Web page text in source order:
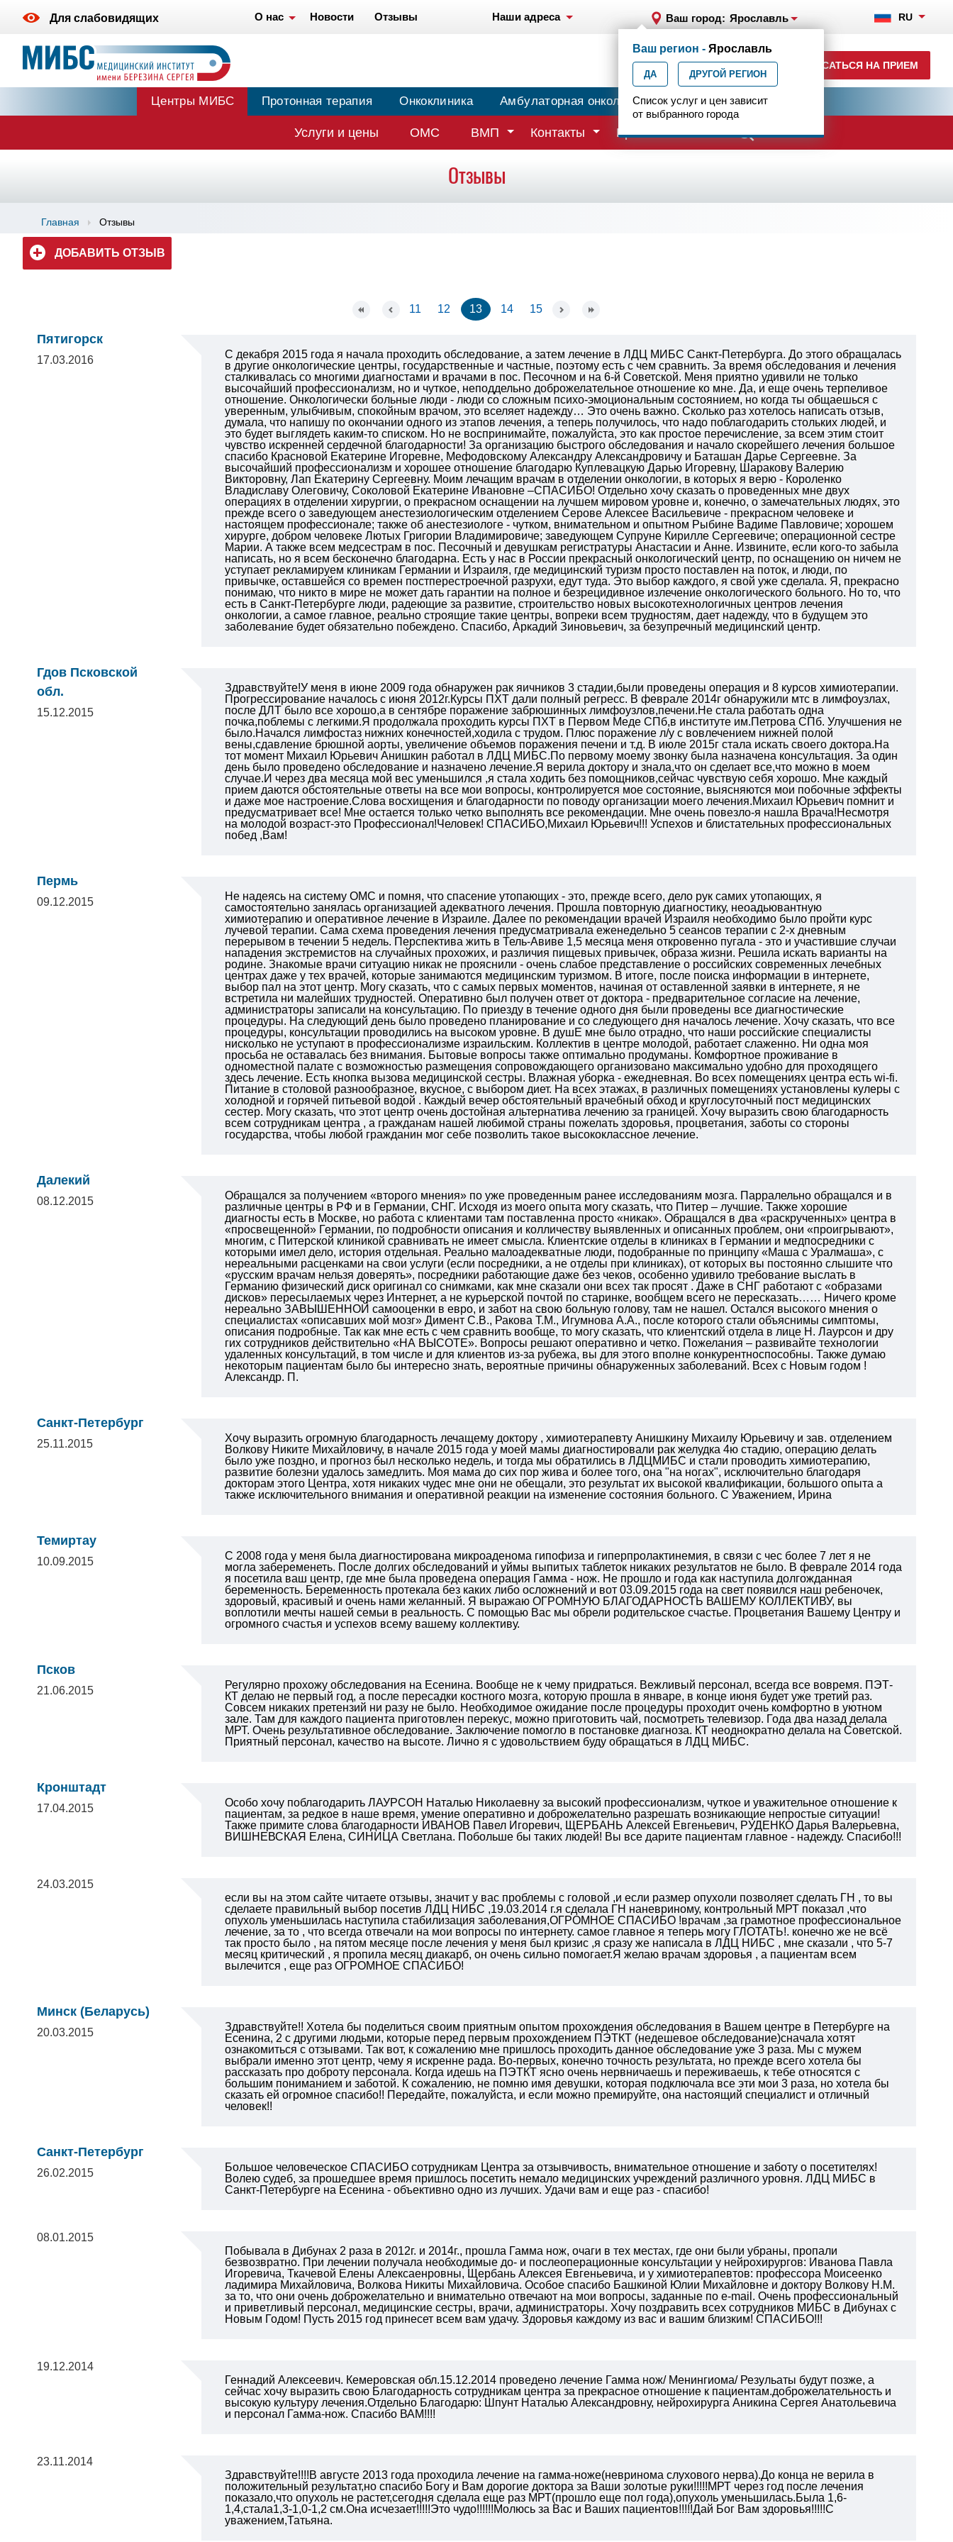
Для слабовидящих О нас Новости Отзывы Наши адреса Ваш город: Ярославль RU
+7 (4852) 208-218
ежедн. 7.00-23.00
ЗАПИСАТЬСЯ НА ПРИЕМ
Ваш регион - Ярославль
ДА ДРУГОЙ РЕГИОН
Список услуг и цен зависит
от выбранного города
Центры МИБС Протонная терапия Онкоклиника Амбулаторная онкология Центр эпилептологии
Услуги и цены ОМС ВМП Контакты Врачи
Отзывы
Главная Отзывы
ДОБАВИТЬ ОТЗЫВ
11 12 13 14 15
Пятигорск
17.03.2016
С декабря 2015 года я начала проходить обследование, а затем лечение в ЛДЦ МИБС Санкт-Петербурга. До этого обращалась
в другие онкологические центры, государственные и частные, поэтому есть с чем сравнить. За время обследования и лечения
сталкивалась со многими диагностами и врачами в пос. Песочном и на 6-й Советской. Меня приятно удивили не только
высочайший профессионализм, но и чуткое, неподдельно доброжелательное отношение ко мне. Да, и еще очень терпеливое
отношение. Онкологически больные люди - люди со сложным психо-эмоциональным состоянием, но когда ты общаешься с
уверенным, улыбчивым, спокойным врачом, это вселяет надежду… Это очень важно. Сколько раз хотелось написать отзыв,
думала, что напишу по окончании одного из этапов лечения, а теперь получилось, что надо поблагодарить стольких людей, и
это будет выглядеть каким-то списком. Но не воспринимайте, пожалуйста, это как простое перечисление, за всем этим стоит
чувство искренней сердечной благодарности! За организацию быстрого обследования и начало скорейшего лечения большое
спасибо Красновой Екатерине Игоревне, Мефодовскому Александру Александровичу и Баташан Дарье Сергеевне. За
высочайший профессионализм и хорошее отношение благодарю Куплевацкую Дарью Игоревну, Шаракову Валерию
Викторовну, Лап Екатерину Сергеевну. Моим лечащим врачам в отделении онкологии, в которых я верю - Короленко
Владиславу Олеговичу, Соколовой Екатерине Ивановне –СПАСИБО! Отдельно хочу сказать о проведенных мне двух
операциях в отделении хирургии, о прекрасном оснащении на лучшем мировом уровне и, конечно, о замечательных людях, это
прежде всего о заведующем анестезиологическим отделением Серове Алексее Васильевиче - прекрасном человеке и
настоящем профессионале; также об анестезиологе - чутком, внимательном и опытном Рыбине Вадиме Павловиче; хорошем
хирурге, добром человеке Лютых Григории Владимировиче; заведующем Супруне Кирилле Сергеевиче; операционной сестре
Марии. А также всем медсестрам в пос. Песочный и девушкам регистратуры Анастасии и Анне. Извините, если кого-то забыла
написать, но я всем бесконечно благодарна. Есть у нас в России прекрасный онкологический центр, по оснащению он ничем не
уступает рекламируем клиникам Германии и Израиля, где медицинский туризм просто поставлен на поток, и люди, по
привычке, оставшейся со времен постперестроечной разрухи, едут туда. Это выбор каждого, я свой уже сделала. Я, прекрасно
понимаю, что никто в мире не может дать гарантии на полное и безрецидивное излечение онкологического больного. Но то, что
есть в Санкт-Петербурге люди, радеющие за развитие, строительство новых высокотехнологичных центров лечения
онкологии, а самое главное, реально строящие такие центры, вопреки всем трудностям, дает надежду, что в будущем это
заболевание будет обязательно побеждено. Спасибо, Аркадий Зиновьевич, за безупречный медицинский центр.
Гдов Псковской
обл.
15.12.2015
Здравствуйте!У меня в июне 2009 года обнаружен рак яичников 3 стадии,были проведены операция и 8 курсов химиотерапии.
Прогрессирование началось с июня 2012г.Курсы ПХТ дали полный регресс. В феврале 2014г обнаружили мтс в лимфоузлах,
после ДЛТ было все хорошо,а в сентябре поражение забрюшинных лимфоузлов,печени.Не стала работать одна
почка,поблемы с легкими.Я продолжала проходить курсы ПХТ в Первом Меде СПб,в институте им.Петрова СПб. Улучшения не
было.Начался лимфостаз нижних конечностей,ходила с трудом. Плюс поражение л/у с вовлечением нижней полой
вены,сдавление брюшной аорты, увеличение объемов поражения печени и т.д. В июле 2015г стала искать своего доктора.На
тот момент Михаил Юрьевич Анишкин работал в ЛДЦ МИБС.По первому моему звонку была назначена консультация. За один
день было проведено обследование и назначено лечение.Я верила доктору и знала,что он сделает все,что можно в моем
случае.И через два месяца мой вес уменьшился ,я стала ходить без помощников,сейчас чувствую себя хорошо. Мне каждый
прием даются обстоятельные ответы на все мои вопросы, контролируется мое состояние, выясняются мои побочные эффекты
и даже мое настроение.Слова восхищения и благодарности по поводу организации моего лечения.Михаил Юрьевич помнит и
предусматривает все! Мне остается только четко выполнять все рекомендации. Мне очень повезло-я нашла Врача!Несмотря
на молодой возраст-это Профессионал!Человек! СПАСИБО,Михаил Юрьевич!!! Успехов и блистательных профессиональных
побед ,Вам!
Пермь
09.12.2015
Не надеясь на систему ОМС и помня, что спасение утопающих - это, прежде всего, дело рук самих утопающих, я
самостоятельно занялась организацией адекватного лечения. Прошла повторную диагностику, неоадьювантную
химиотерапию и оперативное лечение в Израиле. Далее по рекомендации врачей Израиля необходимо было пройти курс
лучевой терапии. Сама схема проведения лечения предусматривала еженедельно 5 сеансов терапии с 2-х дневным
перерывом в течении 5 недель. Перспектива жить в Тель-Авиве 1,5 месяца меня откровенно пугала - это и участившие случаи
нападения экстремистов на случайных прохожих, и различия пищевых привычек, образа жизни. Решила искать варианты на
родине. Знакомые врачи ситуацию никак не прояснили - очень слабое представление о российских современных лечебных
центрах даже у тех врачей, которые занимаются медицинским туризмом. В итоге, после поиска информации в интернете,
выбор пал на этот центр. Могу сказать, что с самых первых моментов, начиная от оставленной заявки в интернете, я не
встретила ни малейших трудностей. Оперативно был получен ответ от доктора - предварительное согласие на лечение,
администраторы записали на консультацию. По приезду в течение одного дня были проведены все диагностические
процедуры. На следующий день было проведено планирование и со следующего дня началось лечение. Хочу сказать, что все
процедуры, консультации проводились на высоком уровне. В душЕ мне было отрадно, что наши российские специалисты
нисколько не уступают в профессионализме израильским. Коллектив в центре молодой, работает слаженно. Ни одна моя
просьба не оставалась без внимания. Бытовые вопросы также оптимально продуманы. Комфортное проживание в
одноместной палате с возможностью размещения сопровождающего организовано максимально удобно для проходящего
здесь лечение. Есть кнопка вызова медицинской сестры. Влажная уборка - ежедневная. Во всех помещениях центра есть wi-fi.
Питание в столовой разнообразное, вкусное, с выбором диет. На всех этажах, в различных помещениях установлены кулеры с
холодной и горячей питьевой водой . Каждый вечер обстоятельный врачебный обход и круглосуточный пост медицинских
сестер. Могу сказать, что этот центр очень достойная альтернатива лечению за границей. Хочу выразить свою благодарность
всем сотрудникам центра , а гражданам нашей любимой страны пожелать здоровья, процветания, заботы со стороны
государства, чтобы любой гражданин мог себе позволить такое высококлассное лечение.
Далекий
08.12.2015 Обращался за получением «второго мнения» по уже проведенным ранее исследованиям мозга. Парралельно обращался и в
различные центры в РФ и в Германии, СНГ. Исходя из моего опыта могу сказать, что Питер – лучшие. Также хорошие
диагносты есть в Москве, но работа с клиентами там поставленна просто «никак». Обращался в два «раскрученных» центра в
«просвещенной» Германии, по подробности описания и колличеству выявленных и описанных проблем, они «проигрывают»,
многим, с Питерской клиникой сравнивать не имеет смысла. Клиентские отделы в клиниках в Германии и медпосредники с
которыми имел дело, история отдельная. Реально малоадекватные люди, подобранные по принципу «Маша с Уралмаша», с
нереальными расценками на свои услуги (если посредники, а не отделы при клиниках), от которых вы постоянно слышите что
«русским врачам нельзя доверять», посредники работающие даже без чеков, особенно удивило требование выслать в
Германию физический диск оригинал со снимками, как мне сказали они всех так просят . Даже в СНГ работают с «образами
дисков» пересылаемых через Интернет, а не курьерской почтой по старинке, вообщем всего не пересказать…… Ничего кроме
нереально ЗАВЫШЕННОЙ самооценки в евро, и забот на свою больную голову, там не нашел. Остался высокого мнения о
специалистах «описавших мой мозг» Димент С.В., Ракова Т.М., Игумнова А.А., после которого стали объяснимы симптомы,
описания подробные. Так как мне есть с чем сравнить вообще, то могу сказать, что клиентский отдела в лице Н. Лаурсон и дру
гих сотрудников действительно «НА ВЫСОТЕ». Вопросы решают оперативно и четко. Пожелания – развивайте технологии
удаленных консультаций, в том числе и для клиентов из-за рубежа, вы для этого вполне конкурентноспособны. Также думаю
некоторым пациентам было бы интересно знать, вероятные причины обнаруженных заболеваний. Всех с Новым годом !
Александр. П.
Санкт-Петербург
25.11.2015
Хочу выразить огромную благодарность лечащему доктору , химиотерапевту Анишкину Михаилу Юрьевичу и зав. отделением
Волкову Никите Михайловичу, в начале 2015 года у моей мамы диагностировали рак желудка 4ю стадию, операцию делать
было уже поздно, и прогноз был несколько недель, и тогда мы обратились в ЛДЦМИБС и стали проводить химиотерапию,
развитие болезни удалось замедлить. Моя мама до сих пор жива и более того, она "на ногах", исключительно благодаря
докторам этого Центра, хотя никаких чудес мне они не обещали, это результат их высокой квалификации, большого опыта а
также исключительного внимания и оперативной реакции на изменение состояния больного. С Уважением, Ирина
Темиртау
10.09.2015
С 2008 года у меня была диагностирована микроаденома гипофиза и гиперпролактинемия, в связи с чес более 7 лет я не
могла забеременеть. После долгих обследований и уймы выпитых таблеток никаких результатов не было. В феврале 2014 года
я посетила ваш центр, где мне была проведена операция Гамма - нож. Не прошло и года как наступила долгожданная
беременность. Беременность протекала без каких либо осложнений и вот 03.09.2015 года на свет появился наш ребеночек,
здоровый, красивый и очень нами желанный. Я выражаю ОГРОМНУЮ БЛАГОДАРНОСТЬ ВАШЕМУ КОЛЛЕКТИВУ, вы
воплотили мечты нашей семьи в реальность. С помощью Вас мы обрели родительское счастье. Процветания Вашему Центру и
огромного счастья и успехов всему вашему коллективу.
Псков
21.06.2015
Регулярно прохожу обследования на Есенина. Вообще не к чему придраться. Вежливый персонал, всегда все вовремя. ПЭТ-
КТ делаю не первый год, а после пересадки костного мозга, которую прошла в январе, в конце июня будет уже третий раз.
Совсем никаких претензий ни разу не было. Необходимое ожидание после процедуры проходит очень комфортно в уютном
зале. Там для каждого пациента приготовлен перекус, можно приготовить чай, посмотреть телевизор. Года два назад делала
МРТ. Очень результативное обследование. Заключение помогло в постановке диагноза. КТ неоднократно делала на Советской.
Приятный персонал, качество на высоте. Лично я с удовольствием буду обращаться в ЛДЦ МИБС.
Кронштадт
17.04.2015
Особо хочу поблагодарить ЛАУРСОН Наталью Николаевну за высокий профессионализм, чуткое и уважительное отношение к
пациентам, за редкое в наше время, умение оперативно и доброжелательно разрешать возникающие непростые ситуации!
Также примите слова благодарности ИВАНОВ Павел Игоревич, ЩЕРБАНЬ Алексей Евгеньевич, РУДЕНКО Дарья Валерьевна,
ВИШНЕВСКАЯ Елена, СИНИЦА Светлана. Побольше бы таких людей! Вы все дарите пациентам главное - надежду. Спасибо!!!
24.03.2015
если вы на этом сайте читаете отзывы, значит у вас проблемы с головой ,и если размер опухоли позволяет сделать ГН , то вы
сделаете правильный выбор посетив ЛДЦ НИБС ,19.03.2014 г.я сделала ГН наневриному, контрольный МРТ показал ,что
опухоль уменьшилась наступила стабилизация заболевания,ОГРОМНОЕ СПАСИБО !врачам ,за грамотное профессиональное
лечение, за то , что всегда отвечали на мои вопросы по интернету. самое главное я теперь могу ГЛОТАТЬ!. конечно же не всё
так просто было , на пятом месяце после лечения у меня был кризис ,я сразу же написала в ЛДЦ НИБС , мне сказали , что 5-7
месяц критический , я пропила месяц диакарб, он очень сильно помогает.Я желаю врачам здоровья , а пациентам всем
вылечится , еще раз ОГРОМНОЕ СПАСИБО!
Минск (Беларусь)
20.03.2015 Здравствуйте!! Хотела бы поделиться своим приятным опытом прохождения обследования в Вашем центре в Петербурге на
Есенина, 2 с другими людьми, которые перед первым прохождением ПЭТКТ (недешевое обследование)сначала хотят
ознакомиться с отзывами. Так вот, к сожалению мне пришлось проходить данное обследование уже 3 раза. Мы с мужем
выбрали именно этот центр, чему я искренне рада. Во-первых, конечно точность результата, но прежде всего хотела бы
рассказать про доброту персонала. Когда идешь на ПЭТКТ ясно очень нервничаешь и переживаешь, к тебе относятся с
большим пониманием и заботой. К сожалению, не помню имя девушки, которая подключала все эти мои 3 раза, но хотела бы
сказать ей огромное спасибо!! Передайте, пожалуйста, и если можно премируйте, она настоящий специалист и отличный
человек!!
Санкт-Петербург
26.02.2015
Большое человеческое СПАСИБО сотрудникам Центра за отзывчивость, внимательное отношение и заботу о посетителях!
Волею судеб, за прошедшее время пришлось посетить немало медицинских учреждений различного уровня. ЛДЦ МИБС в
Санкт-Петербурге на Есенина - объективно одно из лучших. Удачи вам и еще раз - спасибо!
08.01.2015
Побывала в Дибунах 2 раза в 2012г. и 2014г., прошла Гамма нож, очаги в тех местах, где они были убраны, пропали
безвозвратно. При лечении получала необходимые до- и послеоперационные консультации у нейрохирургов: Иванова Павла
Игоревича, Ткачевой Елены Алексаенровны, Щербань Алексея Евгеньевича, и у химиотерапевтов: профессора Моисеенко
ладимира Михайловича, Волкова Никиты Михайловича. Особое спасибо Башкиной Юлии Михайловне и доктору Волкову Н.М.
за то, что они очень доброжелательно и внимательно отвечают на мои вопросы, заданные по e-mail. Очень профессиональный
и приветливый персонал, медицинские сестры, врачи, администраторы. Хочу поздравить всех сотрудников МИБС в Дибунах с
Новым Годом! Пусть 2015 год принесет всем вам удачу. Здоровья каждому из вас и вашим близким! СПАСИБО!!!
19.12.2014
Геннадий Алексеевич. Кемеровская обл.15.12.2014 проведено лечение Гамма нож/ Менингиома/ Резульаты будут позже, а
сейчас хочу выразить свою Благодарность сотрудникам центра за прекрасное отношение к пациентам.доброжелательность и
высокую культуру лечения.Отдельно Благодарю: Шпунт Наталью Александровну, нейрохирурга Аникина Сергея Анатольевича
и персонал Гамма-нож. Спасибо ВАМ!!!!
23.11.2014
Здравствуйте!!!!В августе 2013 года проходила лечение на гамма-ноже(невринома слухового нерва).До конца не верила в
положительный результат,но спасибо Богу и Вам дорогие доктора за Ваши золотые руки!!!!!МРТ через год после лечения
показало,что опухоль не растет,сегодня сделала еще раз МРТ(прошло еще пол года),опухоль уменьшилась.Была 1,6-
1,4,стала1,3-1,0-1,2 см.Она исчезает!!!!!Это чудо!!!!!!Молюсь за Вас и Ваших пациентов!!!!!Дай Бог Вам здоровья!!!!!С
уважением,Татьяна.